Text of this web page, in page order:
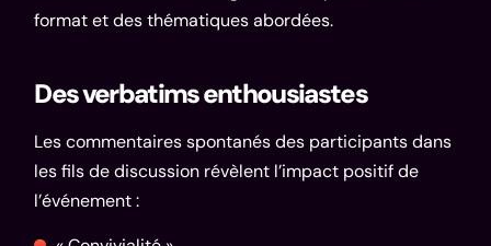
format et des thématiques abordées.
Des verbatims enthousiastes
Les commentaires spontanés des participants dans
les fils de discussion révèlent l’impact positif de
l’événement :